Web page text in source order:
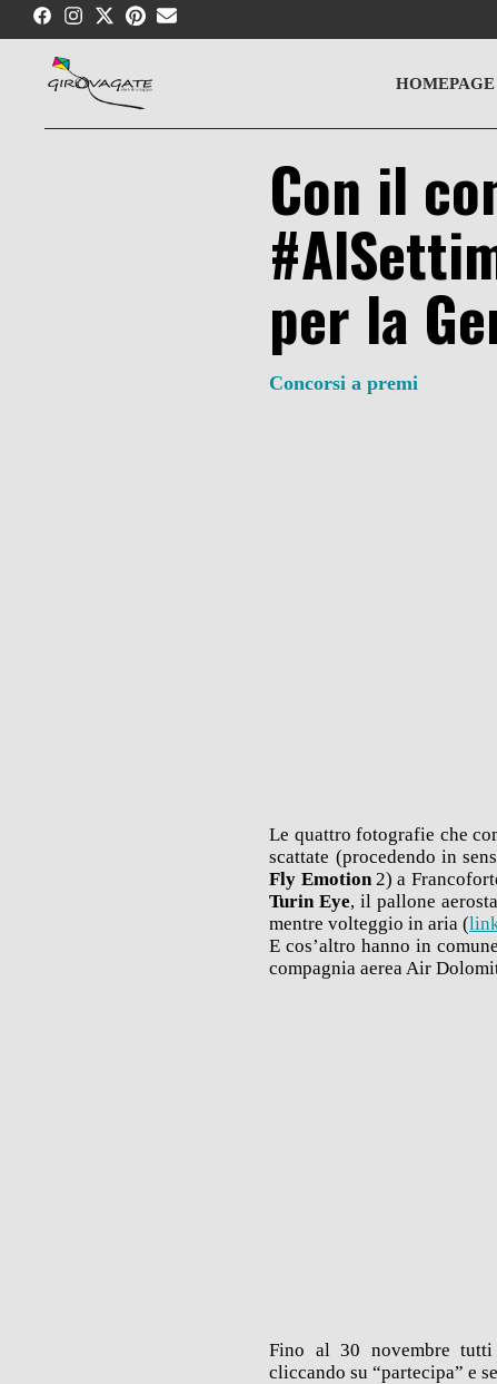
Skip
content
HOMEPAGE
Con il
per la
Concorsi a premi
Le quattro fotografie che
scattate (procedendo in
Fly Emotion2) a
Turin Eye, il pallone
mentre volteggio in aria (
E cos’altro hanno in
compagnia aerea Air
Fino al 30 novembre tutti
cliccando su “partecipa” e